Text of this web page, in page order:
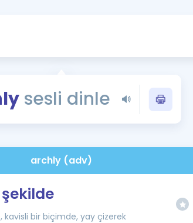
Tüm ÖSYM
YDS - YÖKDİL
İngilizce Gramer
sesli dinle
archly (adv)
kavisli bir biçimde, yay çizerek